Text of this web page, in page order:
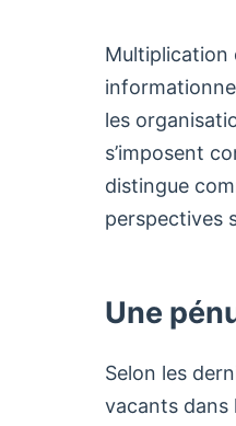
Multiplication
les
s’imposent
distingue
perspectives
Une
Selon les
vacants dans